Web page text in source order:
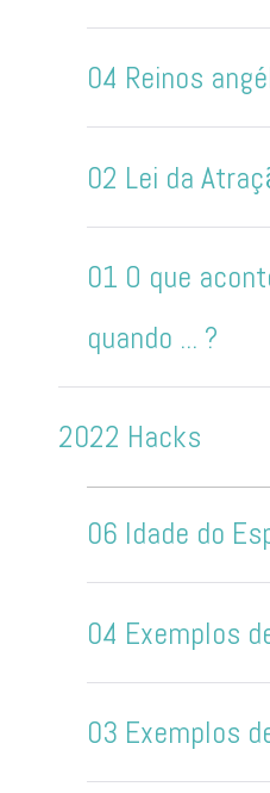
04 Reinos
02 Lei da
01 O que
quando ... ?
2022 Hacks
06 Idade do
04 Exemplos
03 Exemplos